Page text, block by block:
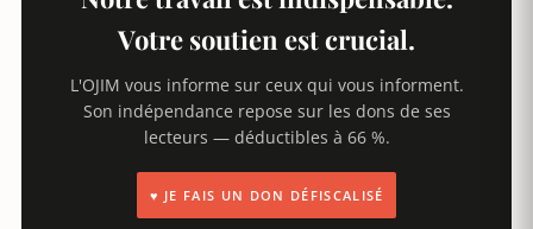
Votre soutien est crucial.
L'OJIM vous informe sur ceux qui vous informent.
Son indépendance repose sur les dons de ses
lecteurs — déductibles à 66 %.
♥ JE FAIS UN DON DÉFISCALISÉ